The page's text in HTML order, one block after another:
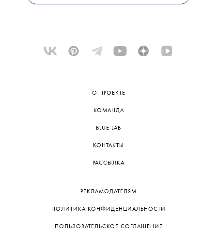
О ПРОЕКТЕ
КОМАНДА
BLUE LAB
КОНТАКТЫ
РАССЫЛКА
РЕКЛАМОДАТЕЛЯМ
ПОЛИТИКА КОНФИДЕНЦИАЛЬНОСТИ
ПОЛЬЗОВАТЕЛЬСКОЕ СОГЛАШЕНИЕ